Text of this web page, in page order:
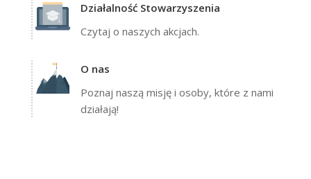
Działalność Stowarzyszenia
Czytaj o naszych akcjach.
O nas
Poznaj naszą misję i osoby, które z nami
działają!